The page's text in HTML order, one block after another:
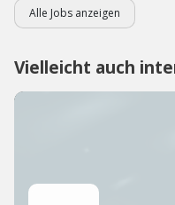
Alle Jobs anzeigen
Vielleicht auch